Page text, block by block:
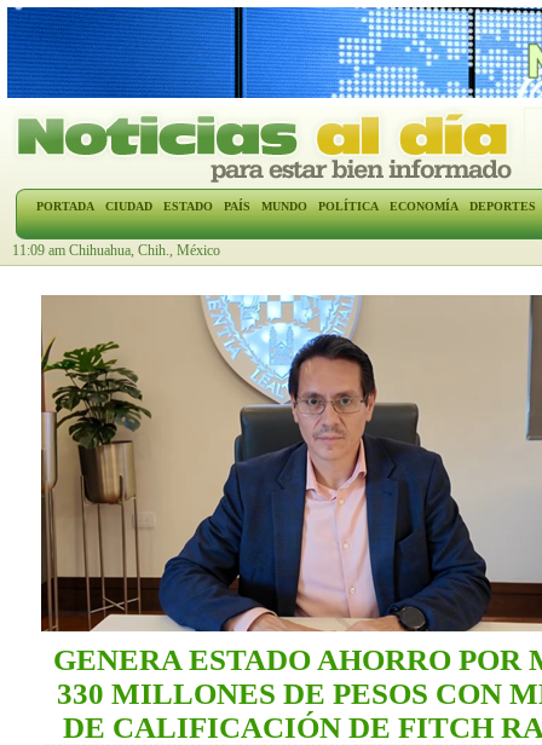
PORTADA CIUDAD ESTADO PAÍS MUNDO POLÍTICA ECONOMÍA DEPORTES
11:09 am Chihuahua, Chih., México
GENERA ESTADO AHORRO POR
330 MILLONES DE PESOS CON
DE CALIFICACIÓN DE FITCH